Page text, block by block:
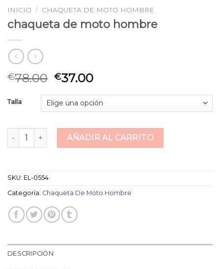
INICIO / CHAQUETA DE MOTO HOMBRE
chaqueta de moto hombre
€78.00 €37.00
Talla
chaqueta de moto hombre cantidad
AÑADIR AL CARRITO
SKU: EL-0554
Categoría: Chaqueta De Moto Hombre
DESCRIPCIÓN